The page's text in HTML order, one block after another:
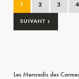
1 2 3 4
SUIVANT ›
Les Mercredis des